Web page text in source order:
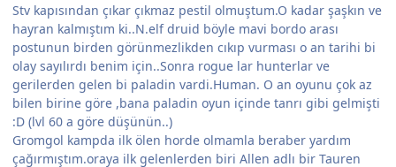
Stv kapısından çıkar çıkmaz pestil olmuştum.O kadar şaşkın ve
hayran kalmıştım ki..N.elf druid böyle mavi bordo arası
postunun birden görünmezlikden cıkıp vurması o an tarihi bi
olay sayılırdı benim için..Sonra rogue lar hunterlar ve
gerilerden gelen bi paladin vardi.Human. O an oyunu çok az
bilen birine göre ,bana paladin oyun içinde tanrı gibi gelmişti
:D (lvl 60 a göre düşünün..)
Gromgol kampda ilk ölen horde olmamla beraber yardım
çağırmıştım.oraya ilk gelenlerden biri Allen adlı bir Tauren